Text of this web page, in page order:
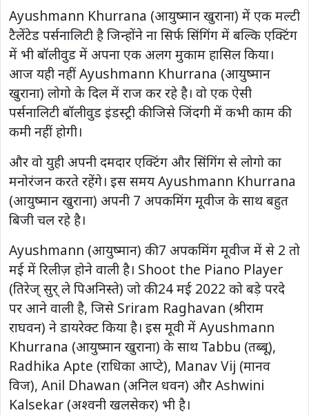
Ayushmann Khurrana (आयुष्मान खुराना) में एक मल्टी
टैलेंटेड पर्सनालिटी है जिन्होंने ना सिर्फ सिंगिंग में बल्कि एक्टिंग
में भी बॉलीवुड में अपना एक अलग मुकाम हासिल किया।
आज यही नहीं Ayushmann Khurrana (आयुष्मान
खुराना) लोगो के दिल में राज कर रहे है। वो एक ऐसी
पर्सनालिटी बॉलीवुड इंडस्ट्री की जिसे जिंदगी में कभी काम की
कमी नहीं होगी।
और वो युही अपनी दमदार एक्टिंग और सिंगिंग से लोगो का
मनोरंजन करते रहेंगे। इस समय Ayushmann Khurrana
(आयुष्मान खुराना) अपनी 7 अपकमिंग मूवीज के साथ बहुत
बिजी चल रहे है।
Ayushmann (आयुष्मान) की 7 अपकमिंग मूवीज में से 2 तो
मई में रिलीज़ होने वाली है। Shoot the Piano Player
(तिरेज् सुर् ले पिअनिस्ते) जो की 24 मई 2022 को बड़े परदे
पर आने वाली है, जिसे Sriram Raghavan (श्रीराम
राघवन) ने डायरेक्ट किया है। इस मूवी में Ayushmann
Khurrana (आयुष्मान खुराना) के साथ Tabbu (तब्बू),
Radhika Apte (राधिका आप्टे), Manav Vij (मानव
विज), Anil Dhawan (अनिल धवन) और Ashwini
Kalsekar (अश्वनी खलसेकर) भी है।